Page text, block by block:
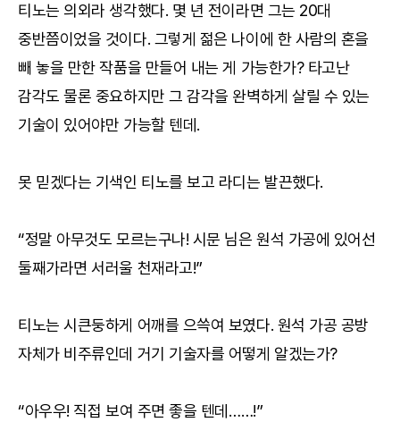
티노는 의외라 생각했다. 몇 년 전이라면 그는 20대
중반쯤이었을 것이다. 그렇게 젊은 나이에 한 사람의 혼을
빼 놓을 만한 작품을 만들어 내는 게 가능한가? 타고난
감각도 물론 중요하지만 그 감각을 완벽하게 살릴 수 있는
기술이 있어야만 가능할 텐데.
못 믿겠다는 기색인 티노를 보고 라디는 발끈했다.
“정말 아무것도 모르는구나! 시문 님은 원석 가공에 있어선
둘째가라면 서러울 천재라고!”
티노는 시큰둥하게 어깨를 으쓱여 보였다. 원석 가공 공방
자체가 비주류인데 거기 기술자를 어떻게 알겠는가?
“아우우! 직접 보여 주면 좋을 텐데……!”